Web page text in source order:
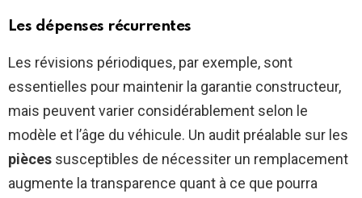
Les dépenses récurrentes
Les révisions périodiques, par exemple, sont
essentielles pour maintenir la garantie constructeur,
mais peuvent varier considérablement selon le
modèle et l’âge du véhicule. Un audit préalable sur les
pièces susceptibles de nécessiter un remplacement
augmente la transparence quant à ce que pourra